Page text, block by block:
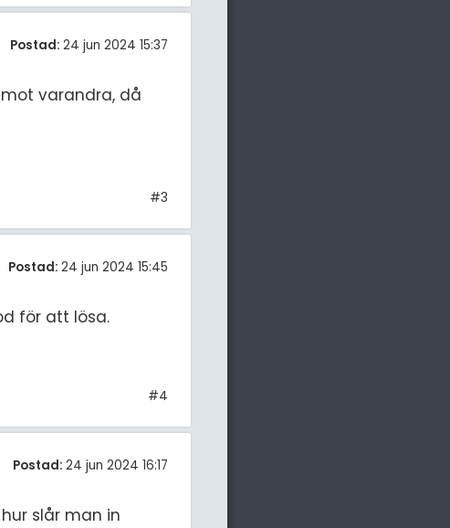
Postad: 24 jun 2024 15:37
varandra, då
#3
Postad: 24 jun 2024 15:45
för att lösa.
#4
Postad: 24 jun 2024 16:17
slår man in